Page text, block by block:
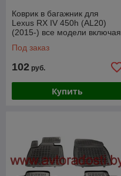
Коврик в багажник для
Lexus RX IV 450h (AL20)
(2015-) все модели включая
Под заказ
102 руб.
Купить